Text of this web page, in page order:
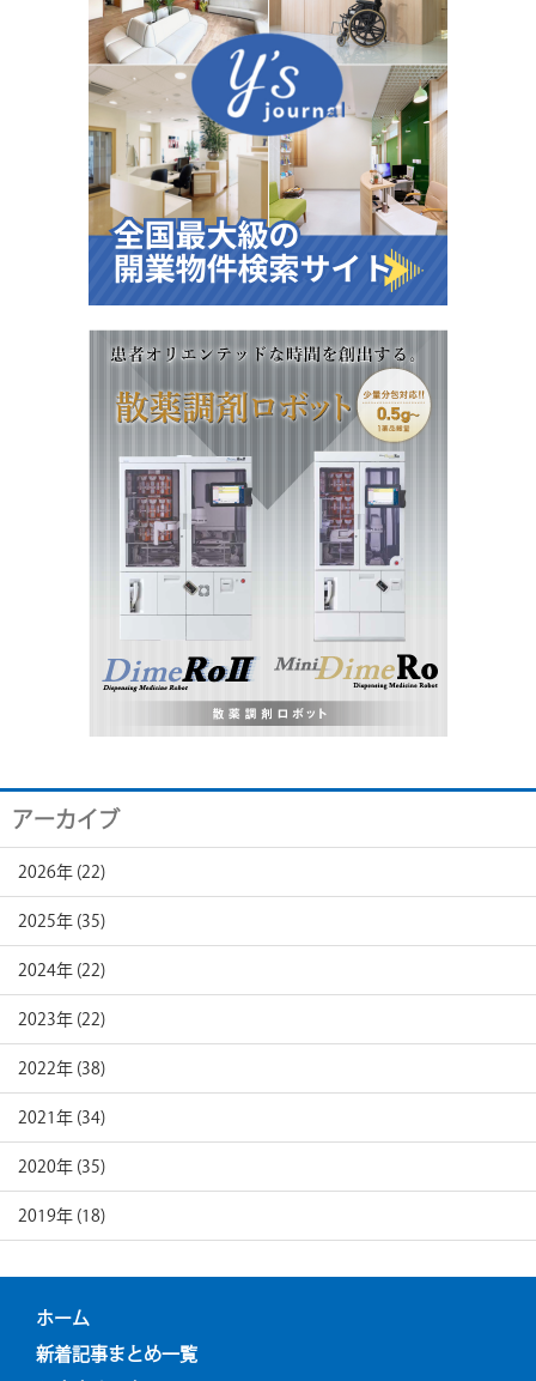
アーカイブ
2026年 (22)
2025年 (35)
2024年 (22)
2023年 (22)
2022年 (38)
2021年 (34)
2020年 (35)
2019年 (18)
ホーム
新着記事まとめ一覧